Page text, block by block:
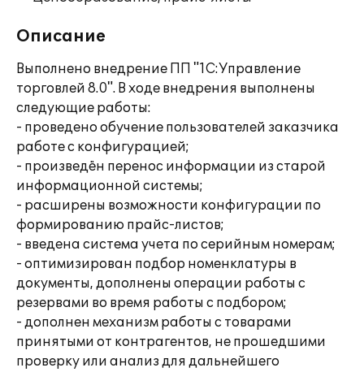
Описание
Выполнено внедрение ПП "1С:Управление
торговлей 8.0". В ходе внедрения выполнены
следующие работы:
- проведено обучение пользователей заказчика
работе с конфигурацией;
- произведён перенос информации из старой
информационной системы;
- расширены возможности конфигурации по
формированию прайс-листов;
- введена система учета по серийным номерам;
- оптимизирован подбор номенклатуры в
документы, дополнены операции работы с
резервами во время работы с подбором;
- дополнен механизм работы с товарами
принятыми от контрагентов, не прошедшими
проверку или анализ для дальнейшего